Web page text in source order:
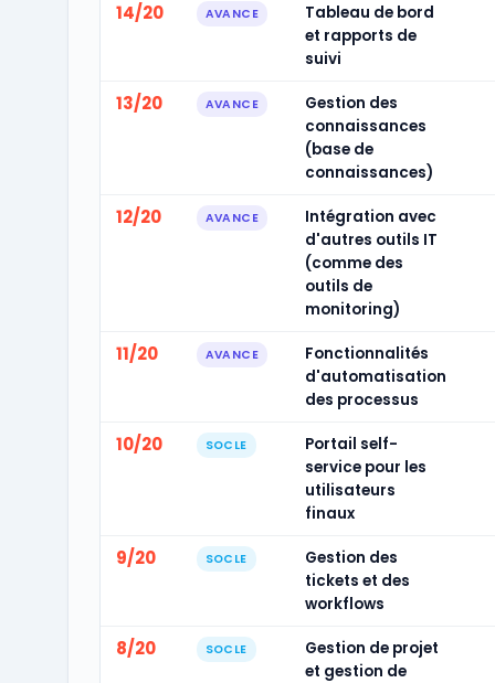
14/20 AVANCE
Tableau de bord
et rapports de
suivi
13/20 AVANCE
Gestion des
connaissances
(base de
connaissances)
12/20 AVANCE
Intégration avec
d'autres outils IT
(comme des
outils de
monitoring)
11/20 AVANCE
Fonctionnalités
d'automatisation
des processus
10/20 SOCLE
Portail self-
service pour les
utilisateurs
finaux
9/20 SOCLE
Gestion des
tickets et des
workflows
8/20 SOCLE
Gestion de projet
et gestion de